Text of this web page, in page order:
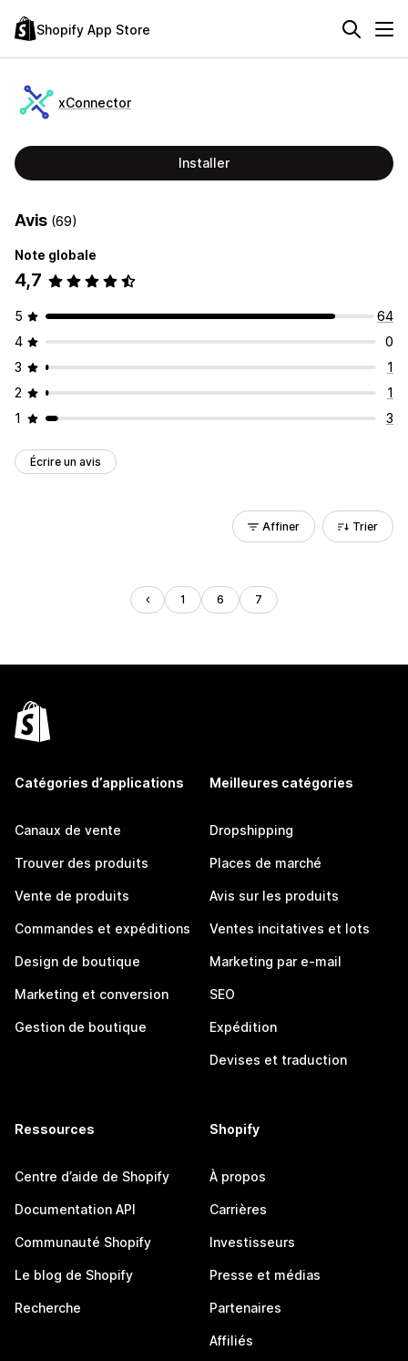
Shopify App Store
xConnector
Installer
Avis (69)
Note globale
4,7
5
64
4
0
3
1
2
1
1
3
Écrire un avis
Affiner Trier
1 6 7
Catégories d’applications
Canaux de vente
Trouver des produits
Vente de produits
Commandes et expéditions
Design de boutique
Marketing et conversion
Gestion de boutique
Meilleures catégories
Dropshipping
Places de marché
Avis sur les produits
Ventes incitatives et lots
Marketing par e-mail
SEO
Expédition
Devises et traduction
Ressources
Centre d’aide de Shopify
Documentation API
Communauté Shopify
Le blog de Shopify
Recherche
Shopify
À propos
Carrières
Investisseurs
Presse et médias
Partenaires
Affiliés